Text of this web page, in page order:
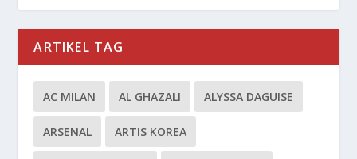
ARTIKEL TAG
AC MILAN AL GHAZALI ALYSSA DAGUISE
ARSENAL ARTIS KOREA